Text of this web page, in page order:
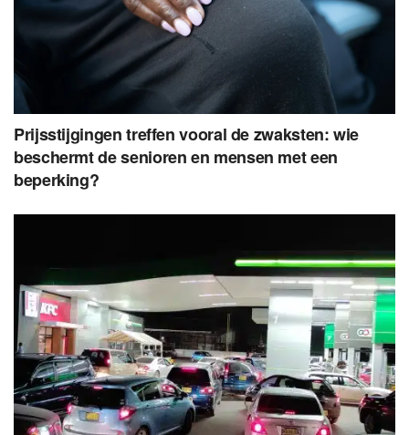
Prijsstijgingen treffen vooral de zwaksten: wie
beschermt de senioren en mensen met een
beperking?